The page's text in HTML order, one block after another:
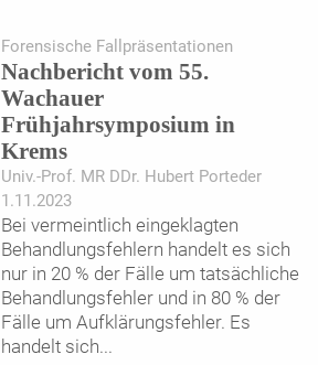
Forensische Fallpräsentationen
Nachbericht vom 55.
Wachauer
Frühjahrsymposium in
Krems
Univ.-Prof. MR DDr. Hubert Porteder
1.11.2023
Bei vermeintlich eingeklagten
Behandlungsfehlern handelt es sich
nur in 20 % der Fälle um tatsächliche
Behandlungsfehler und in 80 % der
Fälle um Aufklärungsfehler. Es
handelt sich...